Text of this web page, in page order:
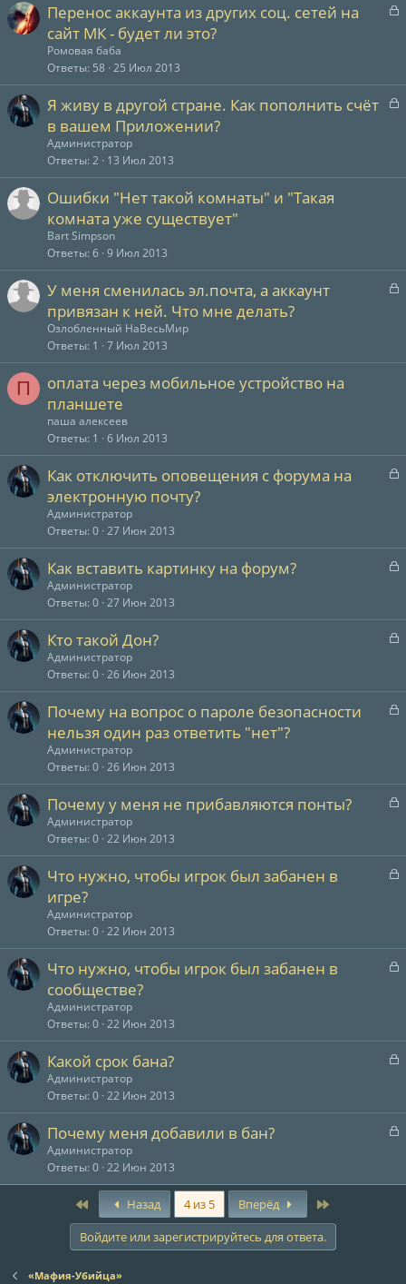
З
т
а
Перенос аккаунта из других соц. сетей на
сайт МК - будет ли это?
Ромовая баба
Ответы 58 25 Июл 2013
З
т
Я живу в другой стране. Как пополнить счёт
в вашем Приложении?
Администратор
Ответы 2 13 Июл 2013
Ошибки "Нет такой комнаты" и "Такая
комната уже существует"
Bart Simpson
Ответы 6 9 Июл 2013
З
т
У меня сменилась эл.почта, а аккаунт
привязан к ней. Что мне делать?
Озлобленный НаВесьМир
Ответы 1 7 Июл 2013
П
оплата через мобильное устройство на
планшете
паша алексеев
Ответы 1 6 Июл 2013
З
т
а
Как отключить оповещения с форума на
электронную почту?
Администратор
Ответы 0 27 Июн 2013
З
т
Как вставить картинку на форум?
Администратор
Ответы 0 27 Июн 2013
З
т
Кто такой Дон?
Администратор
Ответы 0 26 Июн 2013
З
т
а
Почему на вопрос о пароле безопасности
нельзя один раз ответить "нет"?
Администратор
Ответы 0 26 Июн 2013
З
т
Почему у меня не прибавляются понты?
Администратор
Ответы 0 22 Июн 2013
З
т
а
Что нужно, чтобы игрок был забанен в
игре?
Администратор
Ответы 0 22 Июн 2013
З
т
а
Что нужно, чтобы игрок был забанен в
сообществе?
Администратор
Ответы 0 22 Июн 2013
З
т
Какой срок бана?
Администратор
Ответы 0 22 Июн 2013
З
Почему меня добавили в бан?
Администратор
Ответы 0 22 Июн 2013
Назад 4 из 5 Вперёд
Войдите или зарегистрируйтесь для ответа.
«Мафия-Убийца»